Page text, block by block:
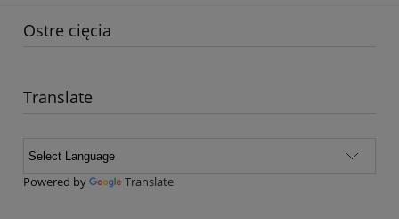
Ostre cięcia
Translate
Powered by Translate